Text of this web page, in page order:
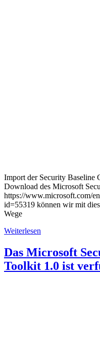
Import der Security Baseline
Download des Microsoft
https://www.microsoft.com/
id=55319 können wir mit
Wege
Weiterlesen
Das Microsoft
Toolkit 1.0 ist